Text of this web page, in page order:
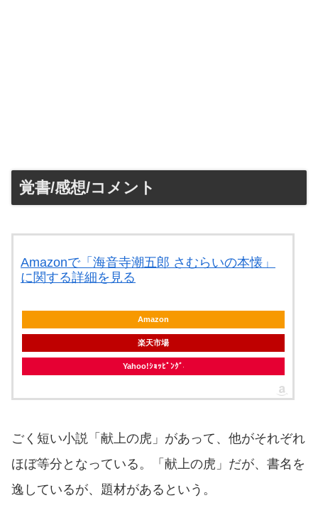
覚書/感想/コメント
Amazonで「海音寺潮五郎 さむらいの本懐」
に関する詳細を見る
Amazon
楽天市場
Yahoo!ｼｮｯﾋﾟﾝｸﾞ
ごく短い小説「献上の虎」があって、他がそれぞれ
ほぼ等分となっている。「献上の虎」だが、書名を
逸しているが、題材があるという。